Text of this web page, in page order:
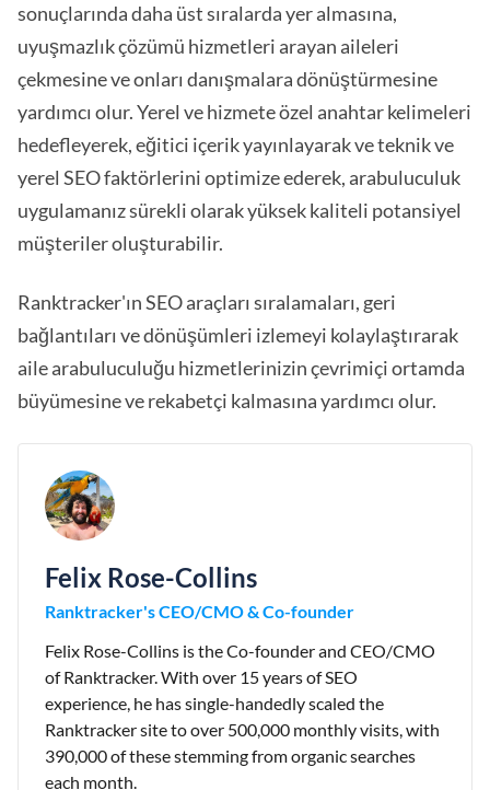
sonuçlarında daha üst sıralarda yer almasına,
uyuşmazlık çözümü hizmetleri arayan aileleri
çekmesine ve onları danışmalara dönüştürmesine
yardımcı olur. Yerel ve hizmete özel anahtar kelimeleri
hedefleyerek, eğitici içerik yayınlayarak ve teknik ve
yerel SEO faktörlerini optimize ederek, arabuluculuk
uygulamanız sürekli olarak yüksek kaliteli potansiyel
müşteriler oluşturabilir.
Ranktracker'ın SEO araçları sıralamaları, geri
bağlantıları ve dönüşümleri izlemeyi kolaylaştırarak
aile arabuluculuğu hizmetlerinizin çevrimiçi ortamda
büyümesine ve rekabetçi kalmasına yardımcı olur.
Felix Rose-Collins
Ranktracker's CEO/CMO & Co-founder
Felix Rose-Collins is the Co-founder and CEO/CMO
of Ranktracker. With over 15 years of SEO
experience, he has single-handedly scaled the
Ranktracker site to over 500,000 monthly visits, with
390,000 of these stemming from organic searches
each month.